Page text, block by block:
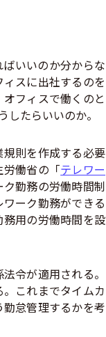
いいのか分からな
スに出社するのを
フィスで働くのと
たらいいのか。
則を作成する必要
働省の「テレワー
勤務の労働時間制
ーク勤務ができる
用の労働時間を設
令が適用される。
これまでタイムカ
怠管理するかを考